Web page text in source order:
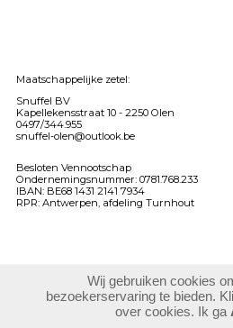
Maatschappelijke zetel:
Snuffel BV
Kapellekensstraat 10 - 2250 Olen
0497/344.955
snuffel-olen@outlook.be
Besloten Vennootschap
Ondernemingsnummer: 0781.768.233
IBAN: BE68 1431 2141 7934
RPR: Antwerpen, afdeling Turnhout
903081 bezoekers
login
Wij gebruiken cookies
bezoekerservaring te bieden.
over cookies. Ik ga